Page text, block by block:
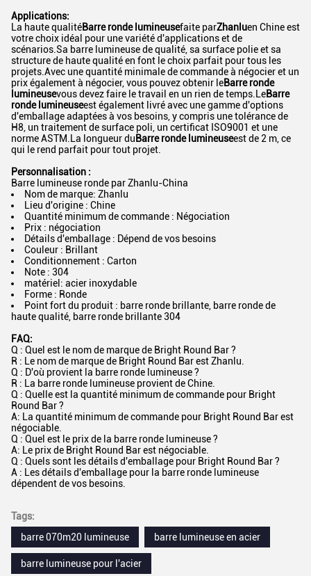
Applications:
La haute qualitéBarre ronde lumineusefaite parZhanluen Chine est
votre choix idéal pour une variété d'applications et de
scénarios.Sa barre lumineuse de qualité, sa surface polie et sa
structure de haute qualité en font le choix parfait pour tous les
projets.Avec une quantité minimale de commande à négocier et un
prix également à négocier, vous pouvez obtenir leBarre ronde
lumineusevous devez faire le travail en un rien de temps.LeBarre
ronde lumineuseest également livré avec une gamme d'options
d'emballage adaptées à vos besoins, y compris une tolérance de
H8, un traitement de surface poli, un certificat ISO9001 et une
norme ASTM.La longueur du Barre ronde lumineuseest de 2 m, ce
qui le rend parfait pour tout projet.
Personnalisation :
Barre lumineuse ronde par Zhanlu-China
Nom de marque: Zhanlu
Lieu d'origine : Chine
Quantité minimum de commande : Négociation
Prix ​​: négociation
Détails d'emballage : Dépend de vos besoins
Couleur : Brillant
Conditionnement : Carton
Note : 304
matériel: acier inoxydable
Forme : Ronde
Point fort du produit : barre ronde brillante, barre ronde de
haute qualité, barre ronde brillante 304
FAQ:
Q : Quel est le nom de marque de Bright Round Bar ?
R : Le nom de marque de Bright Round Bar est Zhanlu.
Q : D'où provient la barre ronde lumineuse ?
R : La barre ronde lumineuse provient de Chine.
Q : Quelle est la quantité minimum de commande pour Bright
Round Bar ?
A: La quantité minimum de commande pour Bright Round Bar est
négociable.
Q : Quel est le prix de la barre ronde lumineuse ?
A: Le prix de Bright Round Bar est négociable.
Q : Quels sont les détails d'emballage pour Bright Round Bar ?
A : Les détails d'emballage pour la barre ronde lumineuse
dépendent de vos besoins.
Tags:
barre 070m20 lumineuse
barre lumineuse en acier
barre lumineuse pour l'acier